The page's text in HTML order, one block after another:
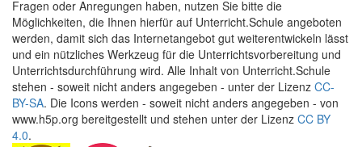
Fragen oder Anregungen haben, nutzen Sie bitte die
Möglichkeiten, die Ihnen hierfür auf Unterricht.Schule angeboten
werden, damit sich das Internetangebot gut weiterentwickeln lässt
und ein nützliches Werkzeug für die Unterrichtsvorbereitung und
Unterrichtsdurchführung wird. Alle Inhalt von Unterricht.Schule
stehen - soweit nicht anders angegeben - unter der Lizenz CC-
BY-SA. Die Icons werden - soweit nicht anders angegeben - von
www.h5p.org bereitgestellt und stehen unter der Lizenz CC BY
4.0.